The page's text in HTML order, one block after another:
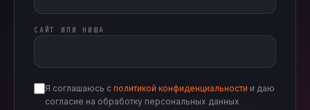
САЙТ ИЛИ НИША
Я соглашаюсь с политикой конфиденциальности и даю
согласие на обработку персональных данных